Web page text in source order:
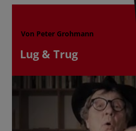
Von Peter Grohmann
Lug & Trug